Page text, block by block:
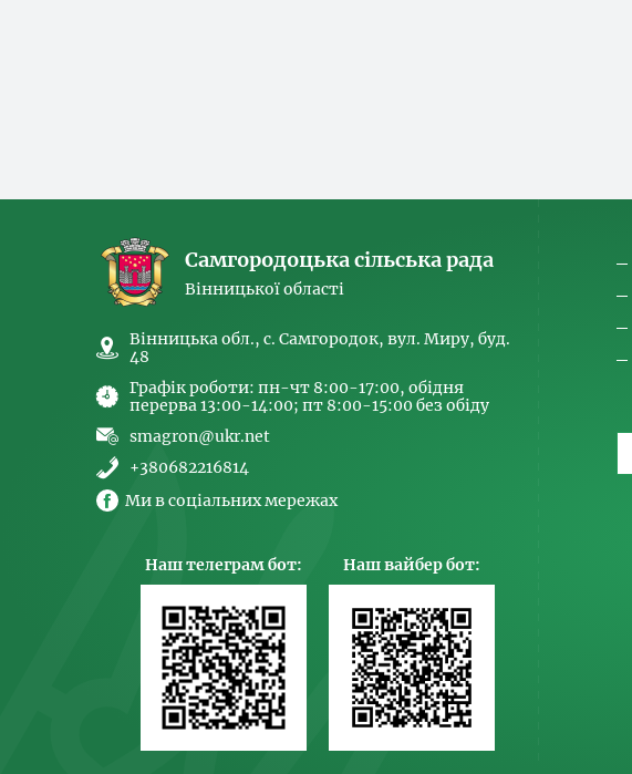
Самгородоцька сільська рада
Вінницької області
Вінницька обл., с. Самгородок, вул. Миру, буд.
48
Графік роботи: пн-чт 8:00-17:00, обідня
перерва 13:00-14:00; пт 8:00-15:00 без обіду
smagron@ukr.net
+380682216814
Ми в соціальних мережах
Наш телеграм бот: Наш вайбер бот: